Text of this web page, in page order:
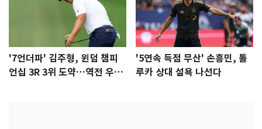
'7언더파' 김주형, 윈덤 챔피
언십 3R 3위 도약…역전 우승
'5연속 득점 무산' 손흥민, 톨
루카 상대 설욕 나선다